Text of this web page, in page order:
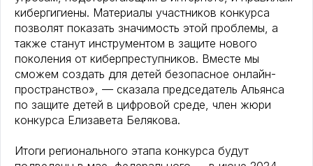
кибергигиены. Материалы участников конкурса
позволят показать значимость этой проблемы, а
также станут инструментом в защите нового
поколения от киберпреступников. Вместе мы
сможем создать для детей безопасное онлайн-
пространство», — сказала председатель Альянса
по защите детей в цифровой среде, член жюри
конкурса Елизавета Белякова.
Итоги регионального этапа конкурса будут